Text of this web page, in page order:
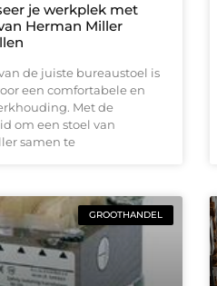
je werkplek met
Herman Miller
de juiste bureaustoel is
een comfortabele en
Met de
om een stoel van
samen te
GROOTHANDEL